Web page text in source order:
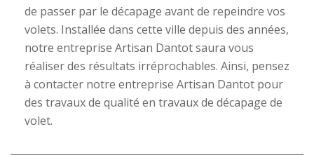
de passer par le décapage avant de repeindre vos
volets. Installée dans cette ville depuis des années,
notre entreprise Artisan Dantot saura vous
réaliser des résultats irréprochables. Ainsi, pensez
à contacter notre entreprise Artisan Dantot pour
des travaux de qualité en travaux de décapage de
volet.